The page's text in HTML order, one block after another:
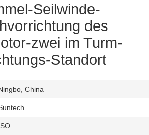
Seilwinde-
des
zwei im Turm-
Standort
China